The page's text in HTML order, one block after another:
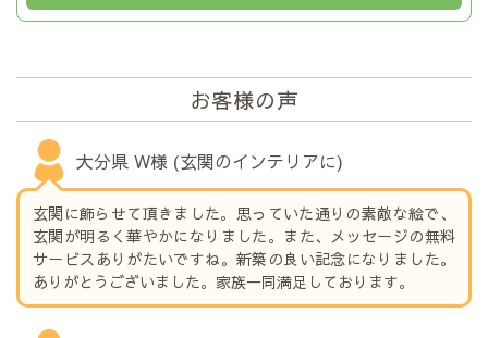
お客様の声
大分県 W様 (玄関のインテリアに)
玄関に飾らせて頂きました。思っていた通りの素敵な絵で、
玄関が明るく華やかになりました。また、メッセージの無料
サービスありがたいですね。新築の良い記念になりました。
ありがとうございました。家族一同満足しております。